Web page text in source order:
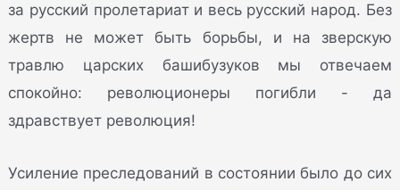
за русский пролетариат и весь русский народ. Без
жертв не может быть борьбы, и на зверскую
травлю царских башибузуков мы отвечаем
спокойно: революционеры погибли - да
здравствует революция!
Усиление преследований в состоянии было до сих